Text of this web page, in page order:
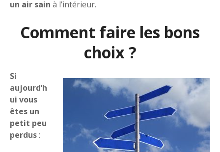
un air sain à l’intérieur.
Comment faire les bons
choix ?
Si
aujourd’h
ui vous
êtes un
petit peu
perdus: